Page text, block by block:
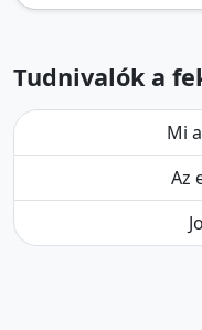
Tudnivalók a
Mi
Az